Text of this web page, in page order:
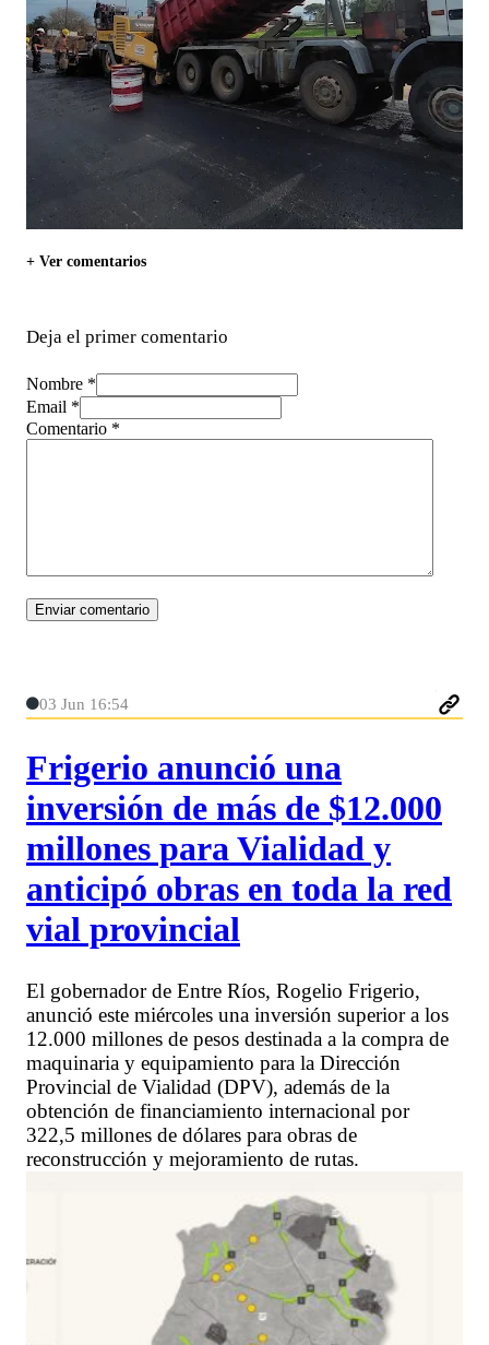
+ Ver comentarios
Deja el primer comentario
Nombre *
Email *
Comentario *
03 Jun 16:54
Frigerio anunció una
inversión de más de $12.000
millones para Vialidad y
anticipó obras en toda la red
vial provincial
El gobernador de Entre Ríos, Rogelio Frigerio,
anunció este miércoles una inversión superior a los
12.000 millones de pesos destinada a la compra de
maquinaria y equipamiento para la Dirección
Provincial de Vialidad (DPV), además de la
obtención de financiamiento internacional por
322,5 millones de dólares para obras de
reconstrucción y mejoramiento de rutas.